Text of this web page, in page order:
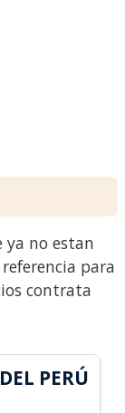
ya no estan
para
contrata
PERÚ